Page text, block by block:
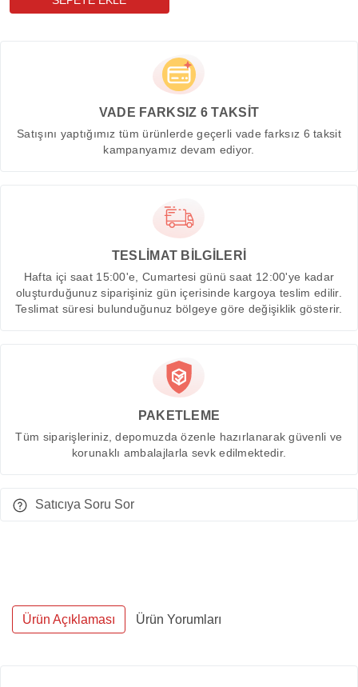
VADE FARKSIZ 6 TAKSİT
Satışını yaptığımız tüm ürünlerde geçerli vade farksız 6 taksit
kampanyamız devam ediyor.
TESLİMAT BİLGİLERİ
Hafta içi saat 15:00'e, Cumartesi günü saat 12:00'ye kadar
oluşturduğunuz siparişiniz gün içerisinde kargoya teslim edilir.
Teslimat süresi bulunduğunuz bölgeye göre değişiklik gösterir.
PAKETLEME
Tüm siparişleriniz, depomuzda özenle hazırlanarak güvenli ve
korunaklı ambalajlarla sevk edilmektedir.
Satıcıya Soru Sor
Ürün Açıklaması Ürün Yorumları